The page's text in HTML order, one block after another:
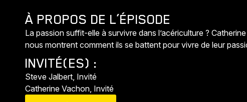
À PROPOS DE L’ÉPISODE
La passion suffit-elle à survivre dans l’acériculture ?
nous montrent comment ils se battent pour vivre de leur
INVITÉ(ES) :
Steve Jalbert, Invité
Catherine Vachon, Invité